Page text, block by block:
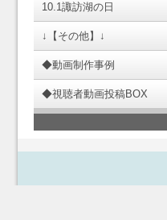
10.1諏訪湖の日
↓【その他】↓
◆動画制作事例
◆視聴者動画投稿BOX